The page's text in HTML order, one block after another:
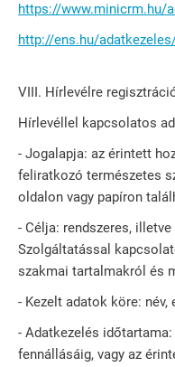
https://www.minicrm.hu/
http://ens.hu/
VIII. Hírlevélre
Hírlevéllel kapcsolatos
- Jogalapja: az érintett
feliratkozó természetes
oldalon vagy papíron
- Célja: rendszeres,
Szolgáltatással
szakmai tartalmakról és
- Kezelt adatok köre:
- Adatkezelés
fennállásáig, vagy az